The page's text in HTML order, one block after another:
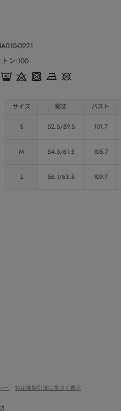
0921
トン:100
サイズ 総丈 バスト
S 52.5/59.5 101.7
M 54.3/61.5 105.7
L 56.1/63.5 109.7
ー 特定商取引法に基づく表示